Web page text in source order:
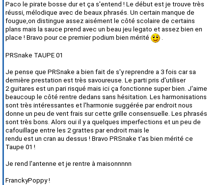
Paco le pirate bosse dur et ça s'entend ! Le début est je trouve très
réussi, mélodique avec de beaux phrasés. Un certain manque de
fougue,on distingue assez aisément le côté scolaire de certains
plans mais la sauce prend avec un beau jeu legato et assez bien en
place ! Bravo pour ce premier podium bien mérité
.
PRSnake TAUPE 01
Je pense que PRSnake a bien fait de s'y reprendre a 3 fois car sa
dernière prestation est très savoureuse. Le parti pris d'utiliser
2guitares est un pari risqué mais ici ça fonctionne super bien. J'aime
beaucoup le côté rentre dedans sans hésitation. Les harmonisations
sont très intéressantes et l'harmonie suggérée par endroit nous
donne un peu de vent frais sur cette grille consensuelle. Les phrasés
sont très bons. Alors oui il y a quelques imperfections et un peu de
cafouillage entre les 2 grattes par endroit mais le
rendu est un cran au dessus ! Bravo PRSnake t'as bien mérité ce
Taupe 01 !
Je rend l'antenne et je rentre à maisonnnnn
FranckyPoppy !